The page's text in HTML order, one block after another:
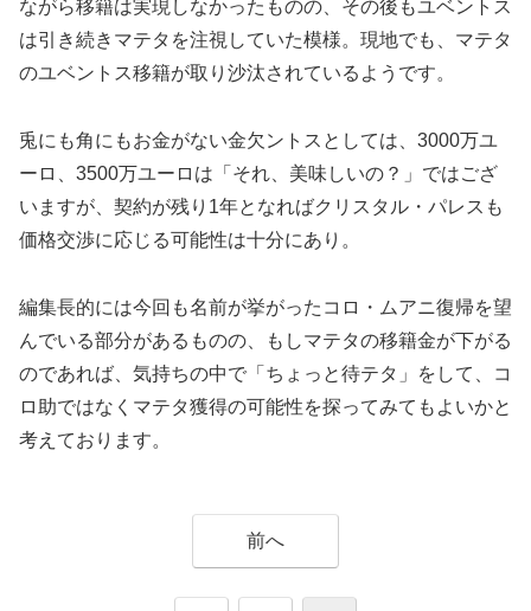
ながら移籍は実現しなかったものの、その後もユベントス
は引き続きマテタを注視していた模様。現地でも、マテタ
のユベントス移籍が取り沙汰されているようです。
兎にも角にもお金がない金欠ントスとしては、3000万ユ
ーロ、3500万ユーロは「それ、美味しいの？」ではござ
いますが、契約が残り1年となればクリスタル・パレスも
価格交渉に応じる可能性は十分にあり。
編集長的には今回も名前が挙がったコロ・ムアニ復帰を望
んでいる部分があるものの、もしマテタの移籍金が下がる
のであれば、気持ちの中で「ちょっと待テタ」をして、コ
ロ助ではなくマテタ獲得の可能性を探ってみてもよいかと
考えております。
前へ